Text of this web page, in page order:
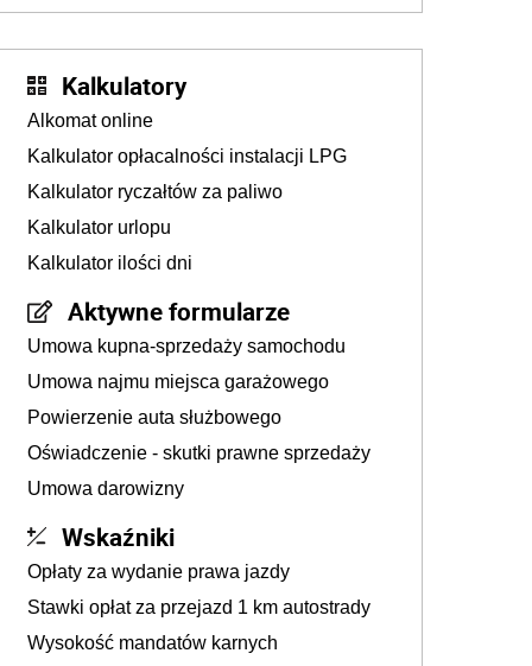
Kalkulatory
Alkomat online
Kalkulator opłacalności instalacji LPG
Kalkulator ryczałtów za paliwo
Kalkulator urlopu
Kalkulator ilości dni
Aktywne formularze
Umowa kupna-sprzedaży samochodu
Umowa najmu miejsca garażowego
Powierzenie auta służbowego
Oświadczenie - skutki prawne sprzedaży
Umowa darowizny
Wskaźniki
Opłaty za wydanie prawa jazdy
Stawki opłat za przejazd 1 km autostrady
Wysokość mandatów karnych